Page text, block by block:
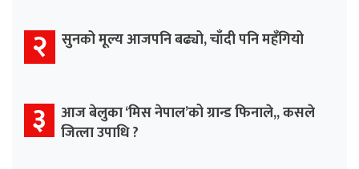
२ सुनको मूल्य आजपनि बढ्यो, चाँदी पनि महँगियो
३ आज बेलुका ‘मिस नेपाल’को ग्रान्ड फिनाले,, कसले
जित्ला उपाधि ?